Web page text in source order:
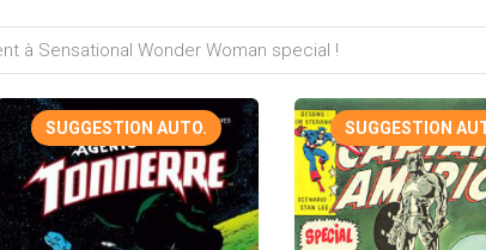
SUGGESTION AUTO. SUGGESTION